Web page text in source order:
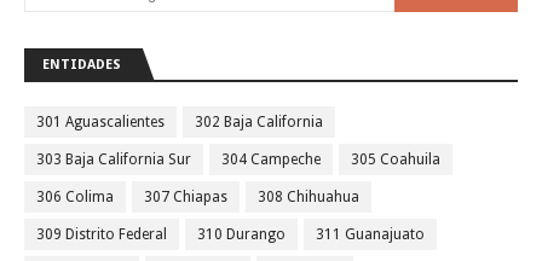
ENTIDADES
301 Aguascalientes 302 Baja California
303 Baja California Sur 304 Campeche 305 Coahuila
306 Colima 307 Chiapas 308 Chihuahua
309 Distrito Federal 310 Durango 311 Guanajuato